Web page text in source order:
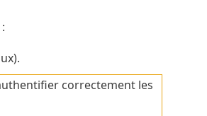
correctement les